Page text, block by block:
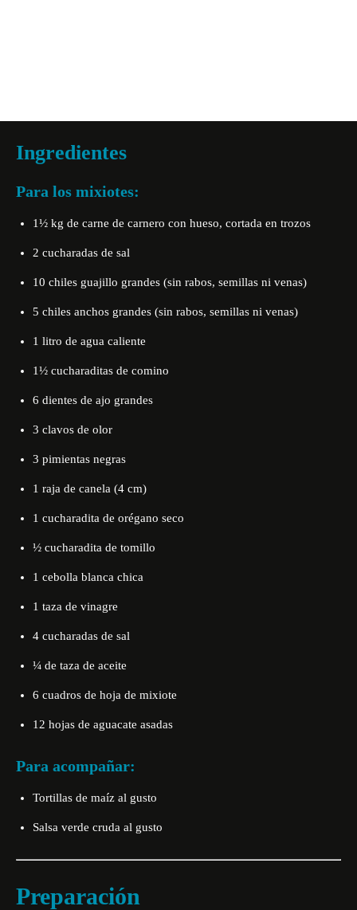
Ingredientes
Para los mixiotes:
1½ kg de carne de carnero con hueso, cortada en trozos
2 cucharadas de sal
10 chiles guajillo grandes (sin rabos, semillas ni venas)
5 chiles anchos grandes (sin rabos, semillas ni venas)
1 litro de agua caliente
1½ cucharaditas de comino
6 dientes de ajo grandes
3 clavos de olor
3 pimientas negras
1 raja de canela (4 cm)
1 cucharadita de orégano seco
½ cucharadita de tomillo
1 cebolla blanca chica
1 taza de vinagre
4 cucharadas de sal
¼ de taza de aceite
6 cuadros de hoja de mixiote
12 hojas de aguacate asadas
Para acompañar:
Tortillas de maíz al gusto
Salsa verde cruda al gusto
Preparación